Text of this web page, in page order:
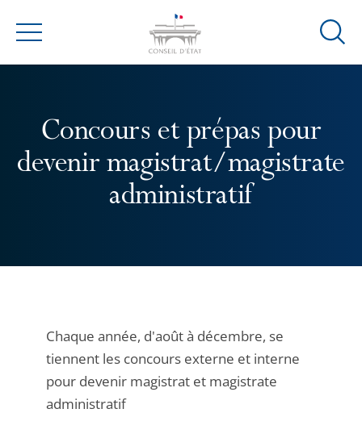
Menu
Ouvrir
Concours et prépas pour
devenir magistrat/magistrate
administratif
Chaque année, d'août à décembre, se
tiennent les concours externe et interne
pour devenir magistrat et magistrate
administratif